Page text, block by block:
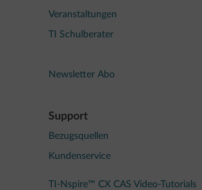
Veranstaltungen
TI Schulberater
Newsletter Abo
Support
Bezugsquellen
Kundenservice
TI-Nspire™ CX CAS Video-Tutorials